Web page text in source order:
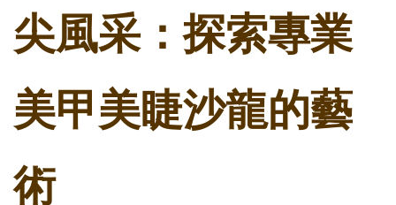
尖風采：探索專業
美甲美睫沙龍的藝
術